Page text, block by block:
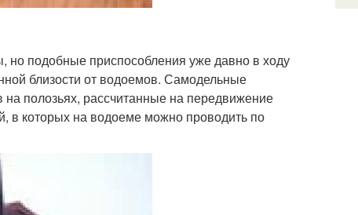
подобные приспособления уже давно в ходу
близости от водоемов. Самодельные
полозьях, рассчитанные на передвижение
в которых на водоеме можно проводить по